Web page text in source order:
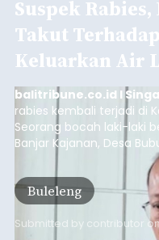
Submitted by contributor
Baca
Sempat Terjadi
Terkait
Kawitan,
Tangkas
Tempuh Upaya